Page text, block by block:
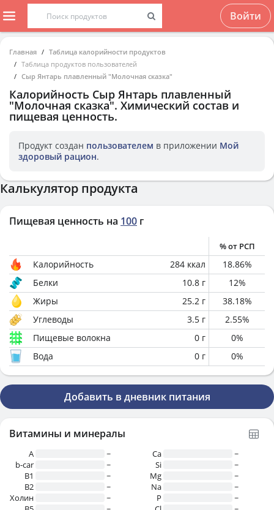
Войти
Главная
Таблица калорийности продуктов
Таблица продуктов пользователей
Сыр Янтарь плавленный "Молочная сказка"
Калорийность Сыр Янтарь плавленный
"Молочная сказка". Химический состав и
пищевая ценность.
Продукт создан пользователем в приложении Мой
здоровый рацион.
Калькулятор продукта
Пищевая ценность на 100 г
% от РСП
Калорийность 284 ккал 18.86%
Белки
10.8 г 12%
Жиры
25.2 г 38.18%
Углеводы
3.5 г 2.55%
Пищевые волокна
0 г 0%
Вода
0 г 0%
Добавить в дневник питания
Витамины и минералы
A
~
b-car
~
В1
~
B2
~
Холин
~
Ca
~
Si
~
Mg
~
Na
~
P
~